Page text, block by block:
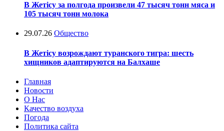
В Жетісу за полгода произвели 47 тысяч тонн мяса и
105 тысяч тонн молока
29.07.26 Общество
В Жетісу возрождают туранского тигра: шесть
хищников адаптируются на Балхаше
Главная
Новости
О Нас
Качество воздуха
Погода
Политика сайта